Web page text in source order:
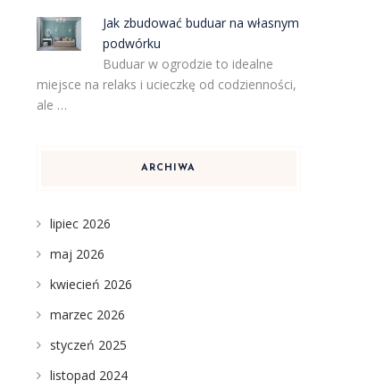
Jak zbudować buduar na własnym
podwórku
Buduar w ogrodzie to idealne
miejsce na relaks i ucieczkę od codzienności,
ale …
ARCHIWA
lipiec 2026
maj 2026
kwiecień 2026
marzec 2026
styczeń 2025
listopad 2024